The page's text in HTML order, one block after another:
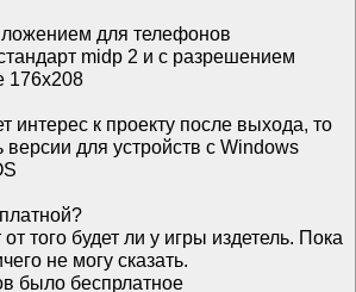
для телефонов
midp 2 и с разрешением
176х208
интерес к проекту после выхода, то
версии для устройств с Windows
того будет ли у игры издетель. Пока
не могу сказать.
было беспрлатное